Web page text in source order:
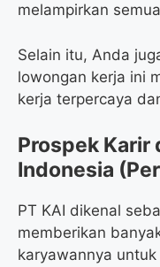
melampirkan
Selain itu, Anda
lowongan kerja ini
kerja terpercaya
Prospek Karir
Indonesia
PT KAI dikenal
memberikan
karyawannya